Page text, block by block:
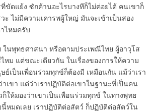
ขัดแย้ง ซักค้านอะไรบางทีก็ไม่ค่อยได้ คนเขาก็
ะ ไม่มีความเคารพผู้ใหญ่ มันจะเข้าเป็นสอง
ไหมครับ
ในพุทธศาสนา หรือตามประเพณีไทย ผู้อาวุโส
หม แต่ขณะเดียวกัน ในเรื่องของการให้ความ
เป็นเพื่อนร่วมทุกข์ก็ต้องมี เหมือนกัน แม้ว่าเรา
เขา แต่ว่าเราปฏิบัติต่อเขาในฐานะที่เป็นคน
ให้มองว่าเขาเป็นเพื่อนร่วมทุกข์ ในทางพุทธ
หมดเลย เราปฏิบัติต่อสัตว์ ก็ปฏิบัติต่อสัตว์ใน